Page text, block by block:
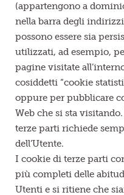
(appartengono a
nella barra degli
possono essere sia
utilizzati, ad esempio,
pagine visitate
cosiddetti “cookie
oppure per pubblicare
Web che si sta
terze parti richiede
dell’Utente.
I cookie di terze parti
più completi delle
Utenti e si ritiene che